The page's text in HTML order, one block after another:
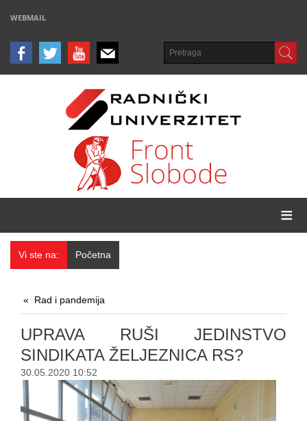
WEBMAIL
≡
Vi ste na: Početna
Rad i pandemija
UPRAVA RUŠI JEDINSTVO
SINDIKATA ŽELJEZNICA RS?
30.05.2020 10:52